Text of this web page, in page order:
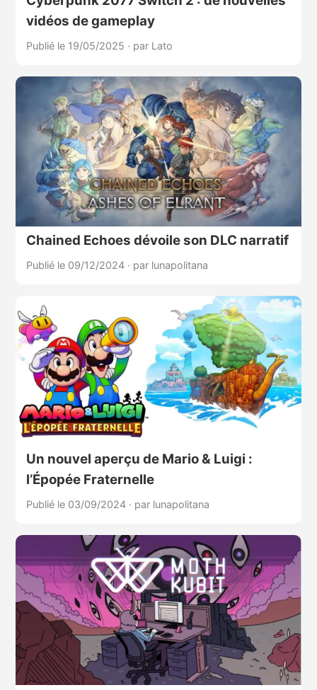
vidéos de gameplay
Publié le 19/05/2025 · par Lato
Chained Echoes dévoile son DLC narratif
Publié le 09/12/2024 · par lunapolitana
Un nouvel aperçu de Mario & Luigi :
l’Épopée Fraternelle
Publié le 03/09/2024 · par lunapolitana